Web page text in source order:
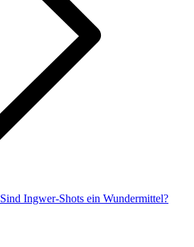
Sind Ingwer-Shots ein Wundermittel?